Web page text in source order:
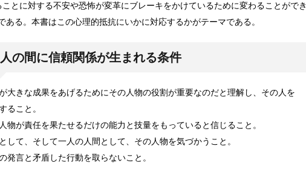
ことに対する不安や恐怖が変革にブレーキをかけているために変わることができ
ある。本書はこの心理的抵抗にいかに対応するかがテーマである。
の間に信頼関係が生まれる条件
大きな成果をあげるためにその人物の役割が重要なのだと理解し、その人を
ること。
物が責任を果たせるだけの能力と技量をもっていると信じること。
して、そして一人の人間として、その人物を気づかうこと。
発言と矛盾した行動を取らないこと。